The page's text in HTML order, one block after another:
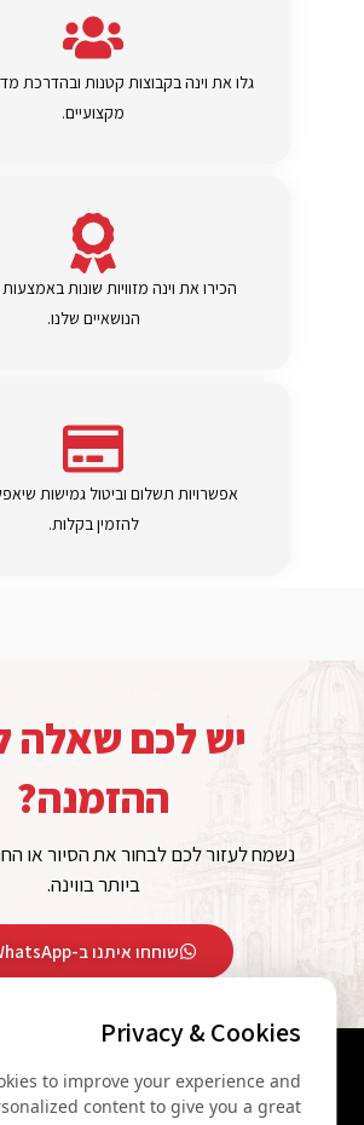
גלו את וינה בקבוצות קטנות ובהדרכת
מקצועיים.
הכירו את וינה מזוויות שונות
הנושאיים שלנו.
אפשרויות תשלום וביטול גמישות
להזמין בקלות.
יש לכם שאלה
ההזמנה?
נשמח לעזור לכם לבחור את הסיור או
ביותר בווינה.
שוחחו איתנו ב-WhatsApp
יצירת קשר
Privacy & Cookies
to improve your experience and
content to give you a great